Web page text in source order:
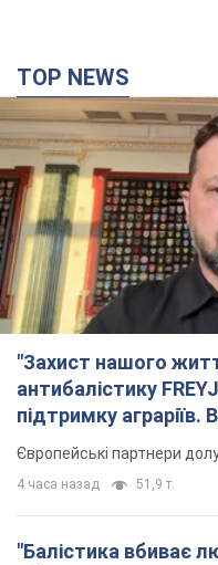
TOP NEWS
"Захист нашого
антибалістику
підтримку аграріїв.
Європейські партнери
4 часа назад 51,9 т.
"Балістика вбиває